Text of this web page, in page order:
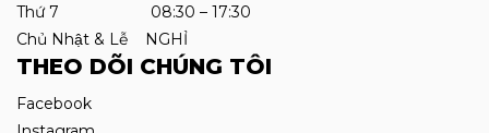
Thứ 7 08:30 – 17:30
Chủ Nhật & Lễ NGHỈ
THEO DÕI CHÚNG TÔI
Facebook